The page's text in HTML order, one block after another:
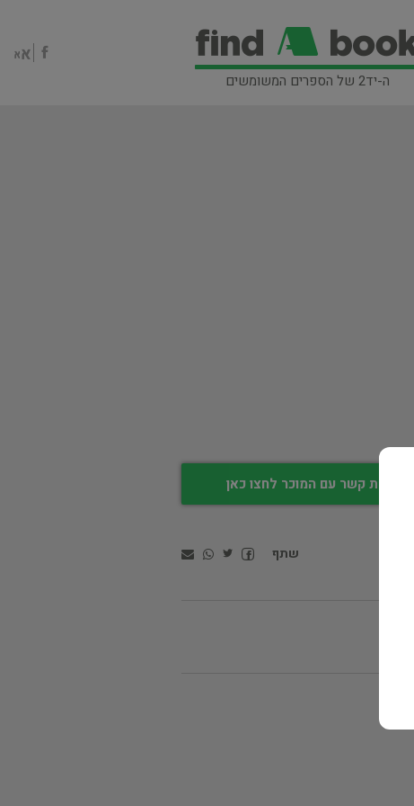
ה-יד2 של הספרים המשומשים
ליצירת קשר עם המוכר לחצו כאן
שתף